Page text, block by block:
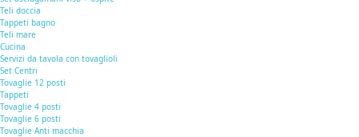
Teli doccia
Tappeti bagno
Teli mare
Cucina
Servizi da tavola con tovaglioli
Set Centri
Tovaglie 12 posti
Tappeti
Tovaglie 4 posti
Tovaglie 6 posti
Tovaglie Anti macchia